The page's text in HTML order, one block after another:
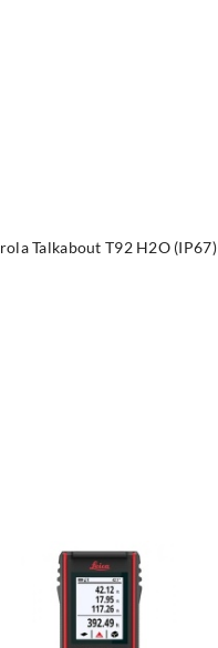
Talkabout T92 H2O (IP67)